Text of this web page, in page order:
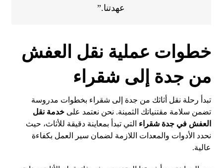
عهدتنا.”
خطوات عملية نقل العفش
من جدة إلى شقراء
تبدأ رحلة نقل أثاثك من جدة إلى شقراء بخطوات مدروسة
تضمن سلامة مقتنياتك الثمينة. نحن نعتمد علىخدمة نقل
العفش في جدة شقراء التي تبدأ بمعاينة دقيقة للأثاث، حيث
نحدد الأدوات والمعدات اللازمة لضمان سير العمل بكفاءة
عالية.